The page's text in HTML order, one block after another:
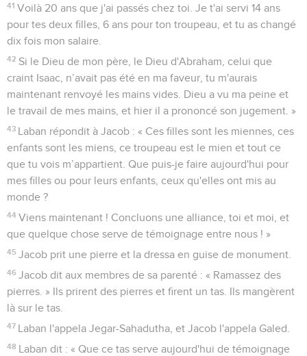
41 Voilà 20 ans que j'ai passés chez toi. Je t'ai servi 14 ans
pour tes deux filles, 6 ans pour ton troupeau, et tu as changé
dix fois mon salaire.
42 Si le Dieu de mon père, le Dieu d'Abraham, celui que
craint Isaac, n’avait pas été en ma faveur, tu m'aurais
maintenant renvoyé les mains vides. Dieu a vu ma peine et
le travail de mes mains, et hier il a prononcé son jugement. »
43 Laban répondit à Jacob : « Ces filles sont les miennes, ces
enfants sont les miens, ce troupeau est le mien et tout ce
que tu vois m’appartient. Que puis-je faire aujourd'hui pour
mes filles ou pour leurs enfants, ceux qu'elles ont mis au
monde ?
44 Viens maintenant ! Concluons une alliance, toi et moi, et
que quelque chose serve de témoignage entre nous ! »
45 Jacob prit une pierre et la dressa en guise de monument.
46 Jacob dit aux membres de sa parenté : « Ramassez des
pierres. » Ils prirent des pierres et firent un tas. Ils mangèrent
là sur le tas.
47 Laban l'appela Jegar-Sahadutha, et Jacob l'appela Galed.
48 Laban dit : « Que ce tas serve aujourd'hui de témoignage